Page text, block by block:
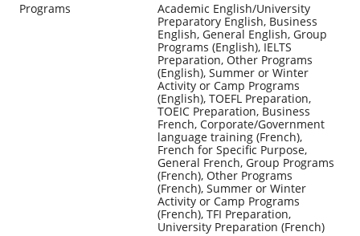
Programs
Academic English/University
Preparatory English, Business
English, General English, Group
Programs (English), IELTS
Preparation, Other Programs
(English), Summer or Winter
Activity or Camp Programs
(English), TOEFL Preparation,
TOEIC Preparation, Business
French, Corporate/Government
language training (French),
French for Specific Purpose,
General French, Group Programs
(French), Other Programs
(French), Summer or Winter
Activity or Camp Programs
(French), TFI Preparation,
University Preparation (French)